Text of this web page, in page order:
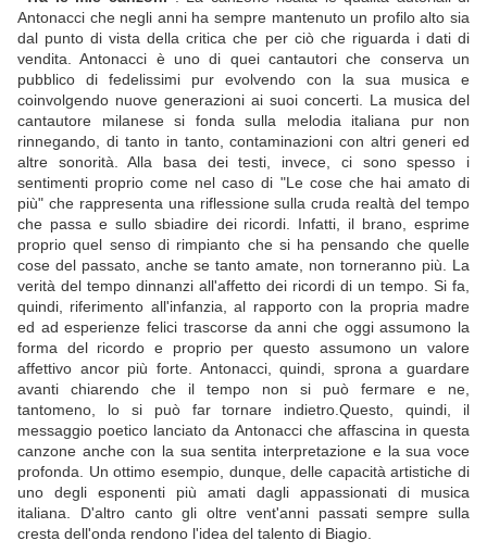
Antonacci che negli anni ha sempre mantenuto un profilo alto sia
dal punto di vista della critica che per ciò che riguarda i dati di
vendita. Antonacci è uno di quei cantautori che conserva un
pubblico di fedelissimi pur evolvendo con la sua musica e
coinvolgendo nuove generazioni ai suoi concerti. La musica del
cantautore milanese si fonda sulla melodia italiana pur non
rinnegando, di tanto in tanto, contaminazioni con altri generi ed
altre sonorità. Alla basa dei testi, invece, ci sono spesso i
sentimenti proprio come nel caso di "Le cose che hai amato di
più" che rappresenta una riflessione sulla cruda realtà del tempo
che passa e sullo sbiadire dei ricordi. Infatti, il brano, esprime
proprio quel senso di rimpianto che si ha pensando che quelle
cose del passato, anche se tanto amate, non torneranno più. La
verità del tempo dinnanzi all'affetto dei ricordi di un tempo. Si fa,
quindi, riferimento all'infanzia, al rapporto con la propria madre
ed ad esperienze felici trascorse da anni che oggi assumono la
forma del ricordo e proprio per questo assumono un valore
affettivo ancor più forte. Antonacci, quindi, sprona a guardare
avanti chiarendo che il tempo non si può fermare e ne,
tantomeno, lo si può far tornare indietro.Questo, quindi, il
messaggio poetico lanciato da Antonacci che affascina in questa
canzone anche con la sua sentita interpretazione e la sua voce
profonda. Un ottimo esempio, dunque, delle capacità artistiche di
uno degli esponenti più amati dagli appassionati di musica
italiana. D'altro canto gli oltre vent'anni passati sempre sulla
cresta dell'onda rendono l'idea del talento di Biagio.